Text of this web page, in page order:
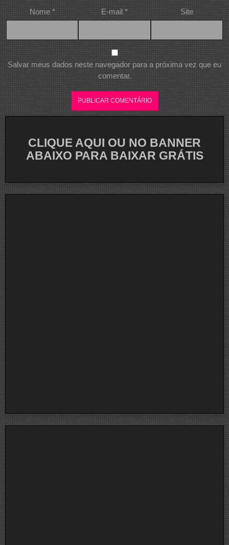
Nome * E-mail * Site
Salvar meus dados neste navegador para a próxima vez que eu
comentar.
CLIQUE AQUI OU NO BANNER
ABAIXO PARA BAIXAR GRÁTIS